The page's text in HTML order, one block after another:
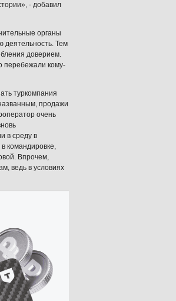
- добавил
органы
деятельность. Тем
доверием.
перебежали кому-
туркомпания
продажи
очень
в среду в
командировке,
Впрочем,
ведь в условиях